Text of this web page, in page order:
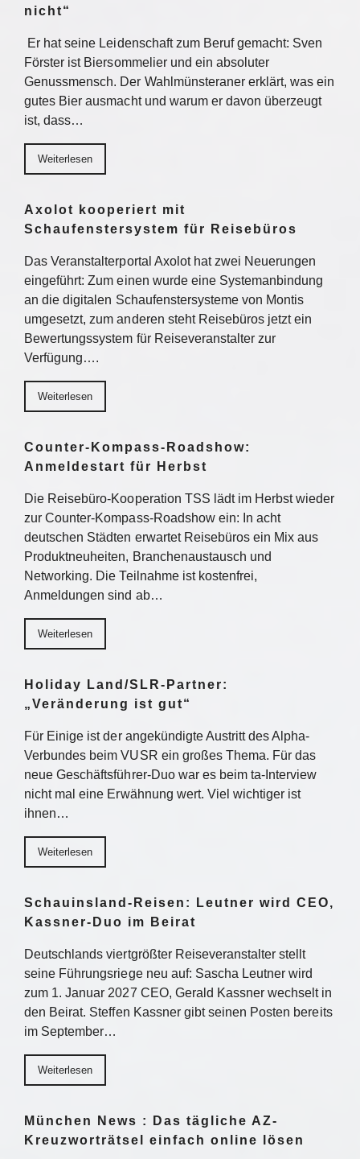
nicht“
Er hat seine Leidenschaft zum Beruf gemacht: Sven
Förster ist Biersommelier und ein absoluter
Genussmensch. Der Wahlmünsteraner erklärt, was ein
gutes Bier ausmacht und warum er davon überzeugt
ist, dass…
Weiterlesen
Axolot kooperiert mit
Schaufenstersystem für Reisebüros
Das Veranstalterportal Axolot hat zwei Neuerungen
eingeführt: Zum einen wurde eine Systemanbindung
an die digitalen Schaufenstersysteme von Montis
umgesetzt, zum anderen steht Reisebüros jetzt ein
Bewertungssystem für Reiseveranstalter zur
Verfügung….
Weiterlesen
Counter-Kompass-Roadshow:
Anmeldestart für Herbst
Die Reisebüro-Kooperation TSS lädt im Herbst wieder
zur Counter-Kompass-Roadshow ein: In acht
deutschen Städten erwartet Reisebüros ein Mix aus
Produktneuheiten, Branchenaustausch und
Networking. Die Teilnahme ist kostenfrei,
Anmeldungen sind ab…
Weiterlesen
Holiday Land/SLR-Partner:
„Veränderung ist gut“
Für Einige ist der angekündigte Austritt des Alpha-
Verbundes beim VUSR ein großes Thema. Für das
neue Geschäftsführer-Duo war es beim ta-Interview
nicht mal eine Erwähnung wert. Viel wichtiger ist
ihnen…
Weiterlesen
Schauinsland-Reisen: Leutner wird CEO,
Kassner-Duo im Beirat
Deutschlands viertgrößter Reiseveranstalter stellt
seine Führungsriege neu auf: Sascha Leutner wird
zum 1. Januar 2027 CEO, Gerald Kassner wechselt in
den Beirat. Steffen Kassner gibt seinen Posten bereits
im September…
Weiterlesen
München News : Das tägliche AZ-
Kreuzworträtsel einfach online lösen